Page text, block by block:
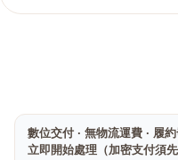
數位交付 · 無物流運費 · 履
立即開始處理（加密支付須